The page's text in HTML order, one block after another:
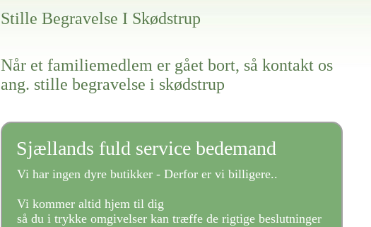
Stille Begravelse I Skødstrup
Når et familiemedlem er gået bort, så kontakt os
ang. stille begravelse i skødstrup
Sjællands fuld service bedemand
Vi har ingen dyre butikker - Derfor er vi billigere..
Vi kommer altid hjem til dig
så du i trykke omgivelser kan træffe de rigtige beslutninger